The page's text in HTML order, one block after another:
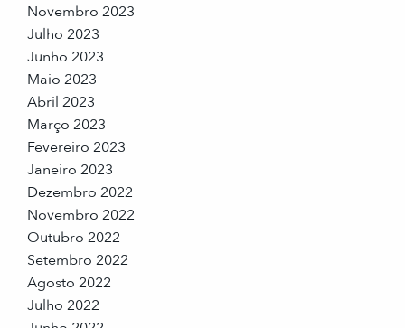
Novembro 2023
Julho 2023
Junho 2023
Maio 2023
Abril 2023
Março 2023
Fevereiro 2023
Janeiro 2023
Dezembro 2022
Novembro 2022
Outubro 2022
Setembro 2022
Agosto 2022
Julho 2022